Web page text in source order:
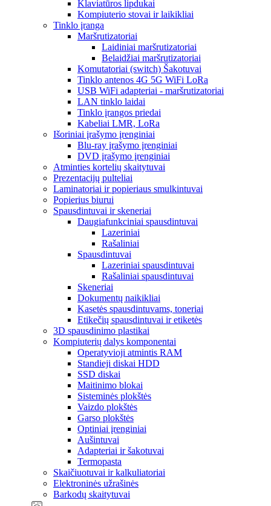
Klaviatūros lipdukai
Kompiuterio stovai ir laikikliai
Tinklo įranga
Maršrutizatoriai
Laidiniai maršrutizatoriai
Belaidžiai maršrutizatoriai
Komutatoriai (switch) Šakotuvai
Tinklo antenos 4G 5G WiFi LoRa
USB WiFi adapteriai - maršrutizatoriai
LAN tinklo laidai
Tinklo įrangos priedai
Kabeliai LMR, LoRa
Išoriniai įrašymo įrenginiai
Blu-ray įrašymo įrenginiai
DVD įrašymo įrenginiai
Atminties kortelių skaitytuvai
Prezentacijų pulteliai
Laminatoriai ir popieriaus smulkintuvai
Popierius biurui
Spausdintuvai ir skeneriai
Daugiafunkciniai spausdintuvai
Lazeriniai
Rašaliniai
Spausdintuvai
Lazeriniai spausdintuvai
Rašaliniai spausdintuvai
Skeneriai
Dokumentų naikikliai
Kasetės spausdintuvams, toneriai
Etikečių spausdintuvai ir etiketės
3D spausdinimo plastikai
Kompiuterių dalys komponentai
Operatyvioji atmintis RAM
Standieji diskai HDD
SSD diskai
Maitinimo blokai
Sisteminės plokštės
Vaizdo plokštės
Garso plokštės
Optiniai įrenginiai
Aušintuvai
Adapteriai ir šakotuvai
Termopasta
Skaičiuotuvai ir kalkuliatoriai
Elektroninės užrašinės
Barkodų skaitytuvai